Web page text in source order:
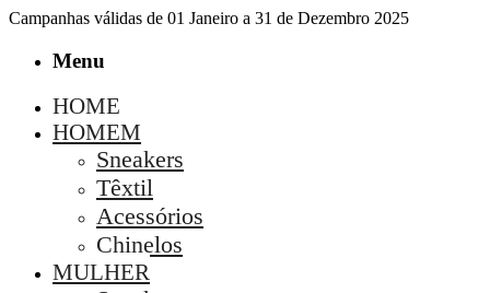
Campanhas válidas de 01 Janeiro a 31 de Dezembro 2025
Menu
HOME
HOMEM
Sneakers
Têxtil
Acessórios
Chinelos
MULHER